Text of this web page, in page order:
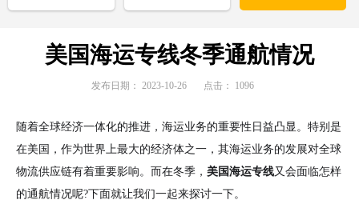
美国海运专线冬季通航情况
发布日期： 2023-10-26 点击： 1096
随着全球经济一体化的推进，海运业务的重要性日益凸显。特别是
在美国，作为世界上最大的经济体之一，其海运业务的发展对全球
物流供应链有着重要影响。而在冬季， 美国海运专线又会面临怎样
的通航情况呢?下面就让我们一起来探讨一下。